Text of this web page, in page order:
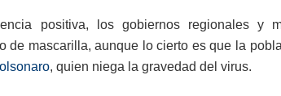
positiva, los gobiernos regionales y
de mascarilla, aunque lo cierto es que la
, quien niega la gravedad del virus.